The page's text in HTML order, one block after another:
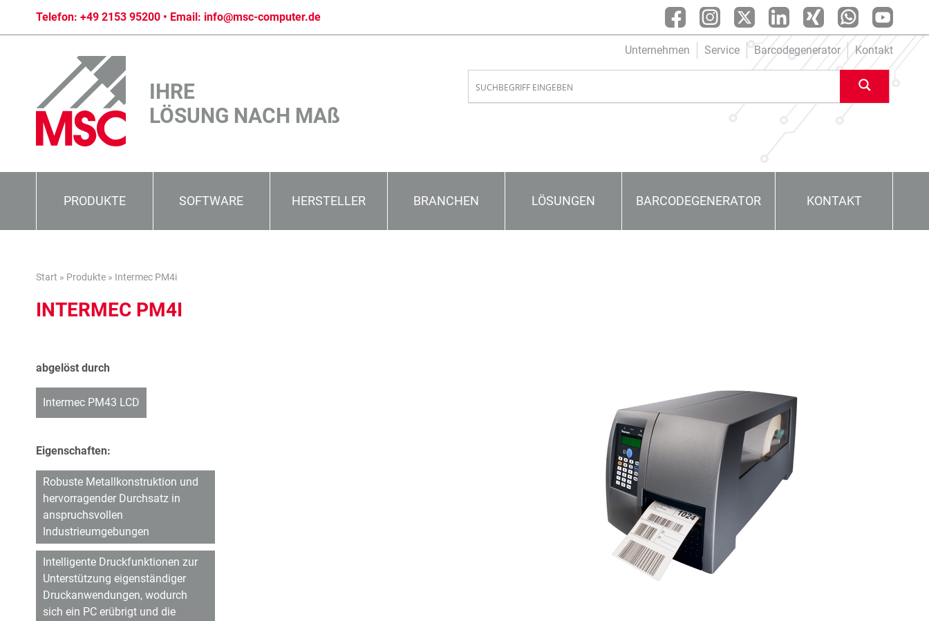
Telefon: +49 2153 95200 • Email: info@msc-computer.de
Unternehmen Service Barcodegenerator Kontakt
IHRE
LÖSUNG NACH MAß
PRODUKTE SOFTWARE HERSTELLER BRANCHEN LÖSUNGEN BARCODEGENERATOR KONTAKT
Start » Produkte » Intermec PM4i
INTERMEC PM4I
abgelöst durch
Intermec PM43 LCD
Eigenschaften:
Robuste Metallkonstruktion und
hervorragender Durchsatz in
anspruchsvollen
Industrieumgebungen
Intelligente Druckfunktionen zur
Unterstützung eigenständiger
Druckanwendungen, wodurch
sich ein PC erübrigt und die